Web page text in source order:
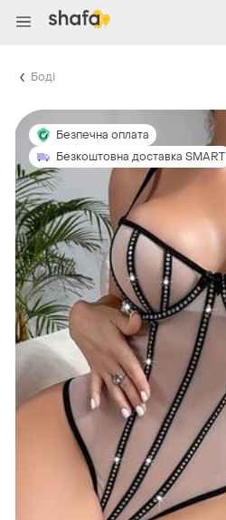
Боді
Безпечна оплата
Безкоштовна доставка SMART